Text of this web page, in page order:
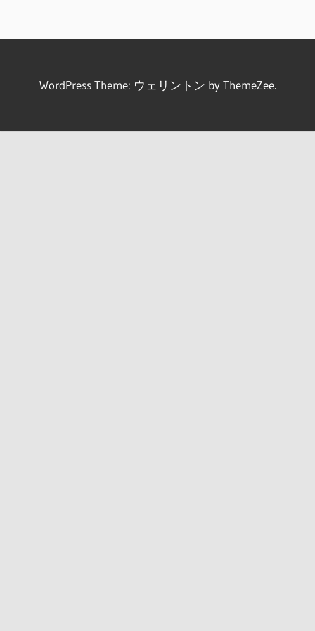
WordPress Theme: ウェリントン by ThemeZee.